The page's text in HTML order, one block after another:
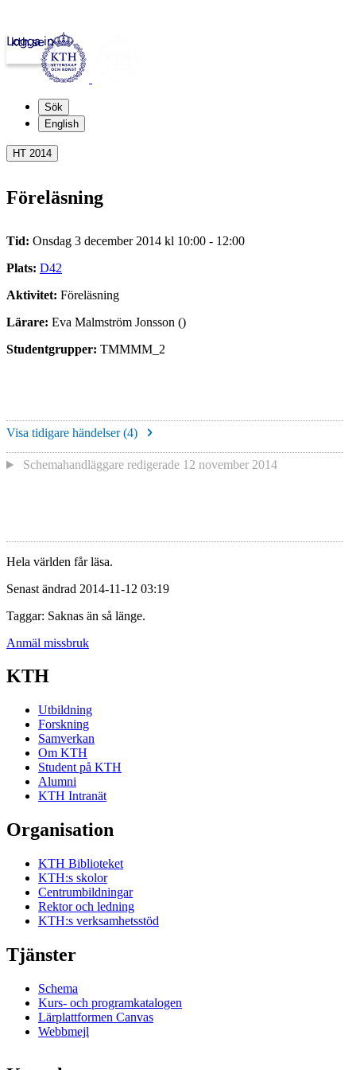
kth.se
Logga in
Sök
English
HT 2014
Föreläsning
Tid: Onsdag 3 december 2014 kl 10:00 - 12:00
Plats: D42
Aktivitet: Föreläsning
Lärare: Eva Malmström Jonsson ()
Studentgrupper: TMMMM_2
Visa tidigare händelser (4)
Schemahandläggare redigerade 12 november 2014
Hela världen får läsa.
Senast ändrad 2014-11-12 03:19
Taggar: Saknas än så länge.
Anmäl missbruk
KTH
Utbildning
Forskning
Samverkan
Om KTH
Student på KTH
Alumni
KTH Intranät
Organisation
KTH Biblioteket
KTH:s skolor
Centrumbildningar
Rektor och ledning
KTH:s verksamhetsstöd
Tjänster
Schema
Kurs- och programkatalogen
Lärplattformen Canvas
Webbmejl